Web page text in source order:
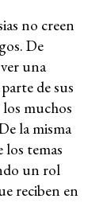
no creen
De
una
de sus
muchos
la misma
los temas
un rol
reciben en